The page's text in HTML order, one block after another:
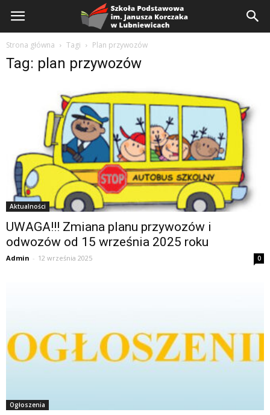
Szkoła
Podstawowa
Strona główna Tagi Plan przywozów
Tag: plan przywozów
Aktualności
UWAGA!!! Zmiana planu przywozów i
odwozów od 15 września 2025 roku
Admin - 12 września 2025 0
Ogłoszenia